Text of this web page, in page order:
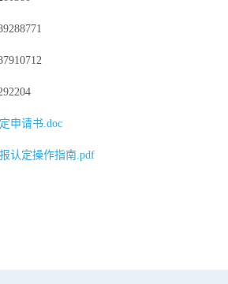
申请书.doc
认定操作指南.pdf